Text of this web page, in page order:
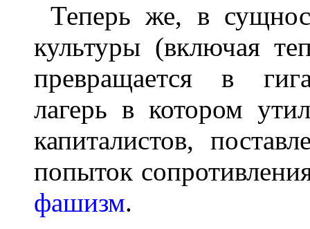
Теперь же, в
культуры (включая
превращается в
лагерь в котором
капиталистов,
попыток
фашизм.